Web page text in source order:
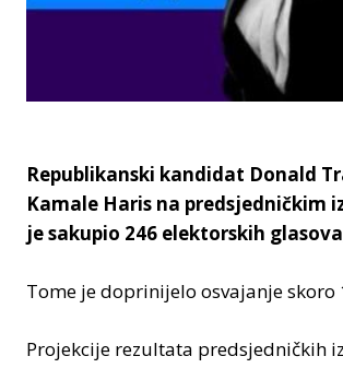
Republikanski kandidat Donald
Kamale Haris na predsjedničkim
je sakupio 246 elektorskih
Tome je doprinijelo osvajanje
Projekcije rezultata predsjedničkih